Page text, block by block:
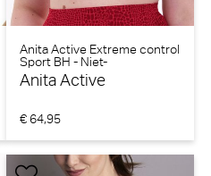
Anita Active Extreme control
Sport BH - Niet-
voorgevormd (Candy red)
Anita Active
€ 64,95